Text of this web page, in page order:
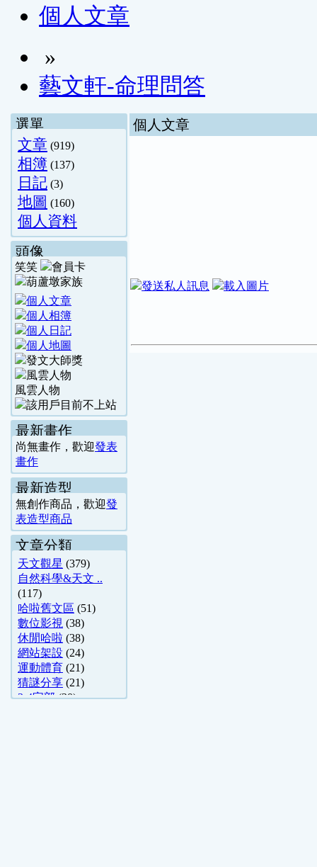
個人文章
»
藝文軒-命理問答
選單
文章 (919)
相簿 (137)
日記 (3)
地圖 (160)
個人資料
頭像
笑笑
風雲人物
最新畫作
尚無畫作，歡迎發表
畫作
最新造型
無創作商品，歡迎發
表造型商品
文章分類
天文觀星 (379)
自然科學&天文 ..
(117)
哈啦舊文區 (51)
數位影視 (38)
休閒哈啦 (38)
網站架設 (24)
運動體育 (21)
猜謎分享 (21)
3-4字部(20)
個人文章